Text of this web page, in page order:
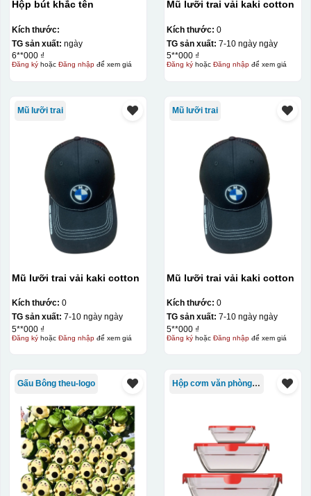
Hộp bút khắc tên
Kích thước:
TG sản xuất: ngày
6**000 ₫
Đăng kýhoặc Đăng nhậpđể xem giá
Mũ lưỡi trai vải kaki cotton
Kích thước: 0
TG sản xuất: 7-10 ngày ngày
5**000 ₫
Đăng kýhoặc Đăng nhậpđể xem giá
Mũ lưỡi trai
Mũ lưỡi trai vải kaki cotton
Kích thước: 0
TG sản xuất: 7-10 ngày ngày
5**000 ₫
Đăng kýhoặc Đăng nhậpđể xem giá
Mũ lưỡi trai
Mũ lưỡi trai vải kaki cotton
Kích thước: 0
TG sản xuất: 7-10 ngày ngày
5**000 ₫
Đăng kýhoặc Đăng nhậpđể xem giá
Gấu Bông theu-logo Hộp cơm văn phòng Trung Quốc